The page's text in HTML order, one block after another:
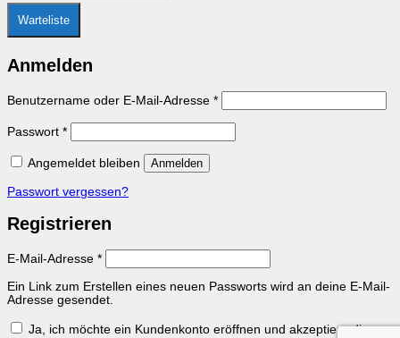
Warteliste
Anmelden
Benutzername oder E-Mail-Adresse *Erforderlich
Passwort *Erforderlich
Angemeldet bleiben Anmelden
Passwort vergessen?
Registrieren
E-Mail-Adresse *Erforderlich
Ein Link zum Erstellen eines neuen Passworts wird an deine E-Mail-
Adresse gesendet.
Ja, ich möchte ein Kundenkonto eröffnen und akzeptiere die